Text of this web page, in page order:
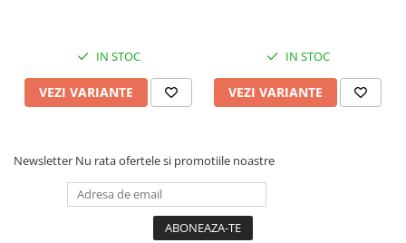
IN STOC
VEZI VARIANTE
IN STOC
VEZI VARIANTE
Newsletter Nu rata ofertele si promotiile noastre